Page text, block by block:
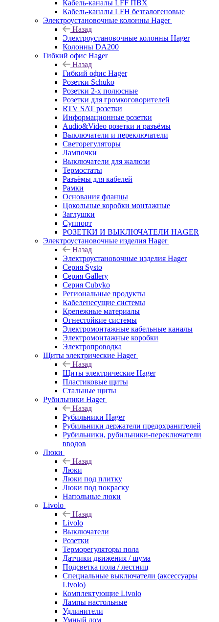
Кабель-каналы LFF ПВХ
Кабель-каналы LFH безгалогеновые
Электроустановочные колонны Hager
Назад
Электроустановочные колонны Hager
Колонны DA200
Гибкий офис Hager
Назад
Гибкий офис Hager
Розетки Schuko
Розетки 2-х полюсные
Розетки для громкоговорителей
RTV SAT розетки
Информационные розетки
Audio&Video розетки и разъёмы
Выключатели и переключатели
Светорегуляторы
Лампочки
Выключатели для жалюзи
Термостаты
Разъёмы для кабелей
Рамки
Основания фланцы
Цокольные коробки монтажные
Заглушки
Суппорт
РОЗЕТКИ И ВЫКЛЮЧАТЕЛИ HAGER
Электроустановочные изделия Hager
Назад
Электроустановочные изделия Hager
Серия Systo
Серия Gallery
Серия Cubyko
Региональные продукты
Кабеленесущие системы
Крепежные материалы
Огнестойкие системы
Электромонтажные кабельные каналы
Электромонтажные коробки
Электропроводка
Щиты электрические Hager
Назад
Щиты электрические Hager
Пластиковые щиты
Стальные щиты
Рубильники Hager
Назад
Рубильники Hager
Рубильники держатели предохранителей
Рубильники, рубильники-переключатели
вводов
Люки
Назад
Люки
Люки под плитку
Люки под покраску
Напольные люки
Livolo
Назад
Livolo
Выключатели
Розетки
Терморегуляторы пола
Датчики движения / шума
Подсветка пола / лестниц
Специальные выключатели (аксессуары
Livolo)
Комплектующие Livolo
Лампы настольные
Удлинители
Умный дом